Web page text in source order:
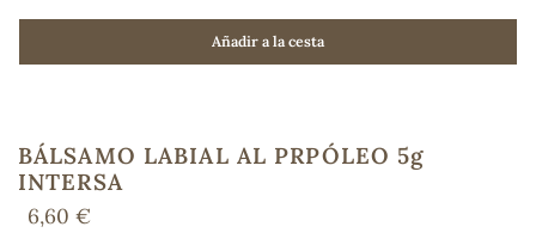
Añadir a la cesta
BÁLSAMO LABIAL AL PRPÓLEO 5g
INTERSA
6,60 €